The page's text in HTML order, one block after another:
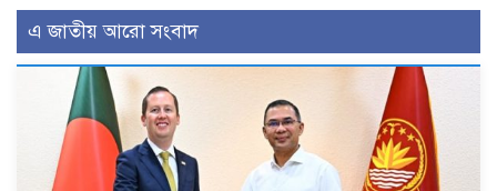
এ জাতীয় আরো সংবাদ